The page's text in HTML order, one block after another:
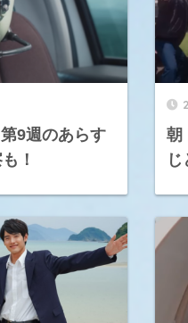
9週のあらす
！
朝